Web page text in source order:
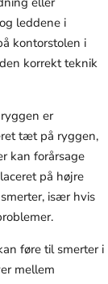
leddene i
kontorstolen i
korrekt teknik
er
tæt på ryggen,
kan forårsage
på højre
især hvis
føre til smerter i
mellem